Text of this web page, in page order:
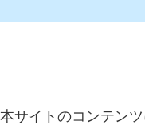
サイトのコンテン